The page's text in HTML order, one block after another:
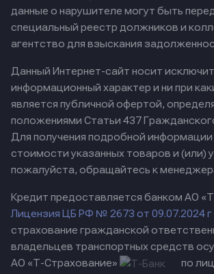
данные о нарушителе могут быть
специальный реестр должников и
агентство для взыскания
Данный Интернет-сайт носит
информационный характер и ни при
является публичной офертой,
положениями Статьи 437
Для получения подробной информации
стоимости указанных товаров и (или)
пожалуйста, обращайтесь к
Кредит предоставляется банком АО
Лицензия ЦБ РФ № 2673 от 09.07.2024 г
страхование гражданской
владельцев транспортных средств
АО «Т-Страхование»
по